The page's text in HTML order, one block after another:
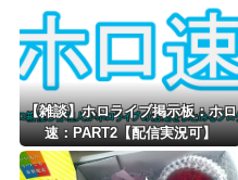
人いるよ、タイミング的にRUS
T・あらなみ・パワプロがメイン
だったし」
【雑談】ホロライブ掲示板：ホロ
速：PART2【配信実況可】